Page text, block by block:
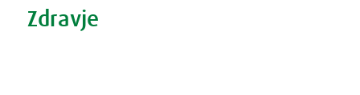
Zdravje